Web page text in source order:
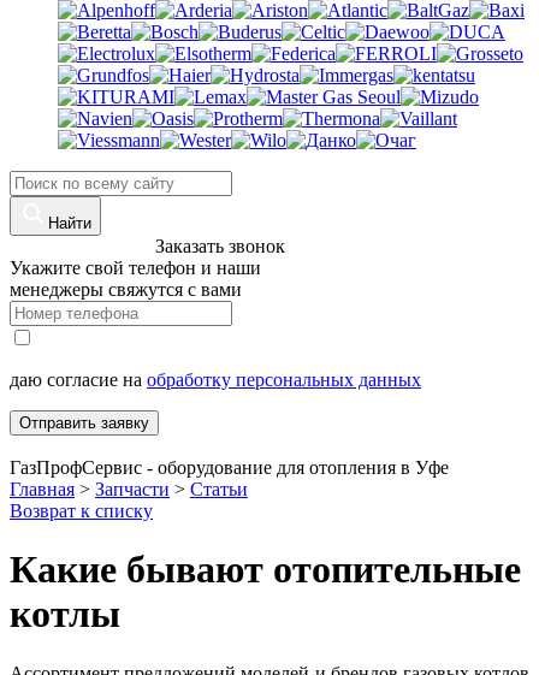
Найти
Заказать звонок
Укажите свой телефон и наши
менеджеры свяжутся с вами
даю согласие на обработку персональных данных
Отправить заявку
ГазПрофСервис - оборудование для отопления в Уфе
Главная > Запчасти > Cтатьи
Возврат к списку
Какие бывают отопительные
котлы